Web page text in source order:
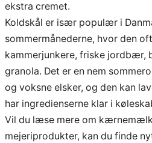
ekstra cremet.
Koldskål er især populær i
sommermånederne, hvor den
kammerjunkere, friske jordbær,
granola. Det er en nem
og voksne elsker, og den kan
har ingredienserne klar i
Vil du læse mere om
mejeriprodukter, kan du finde